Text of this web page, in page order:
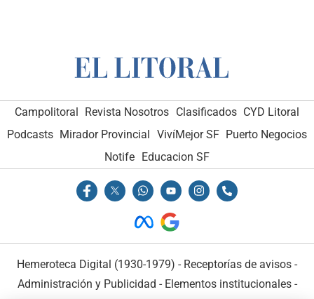
Campolitoral Revista Nosotros Clasificados CYD Litoral
Podcasts Mirador Provincial VivíMejor SF Puerto Negocios
Notife Educacion SF
Hemeroteca Digital (1930-1979) - Receptorías de avisos -
Administración y Publicidad - Elementos institucionales-